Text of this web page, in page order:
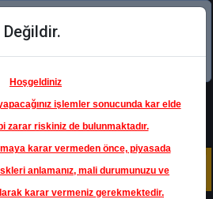
indirin!
Değildir.
Hoşgeldiniz
işlemler sonucunda kar elde
zarar riskiniz de bulunmaktadır.
karar vermeden önce, piyasada
anlamanız, mali durumunuzu ve
alarak karar vermeniz gerekmektedir.